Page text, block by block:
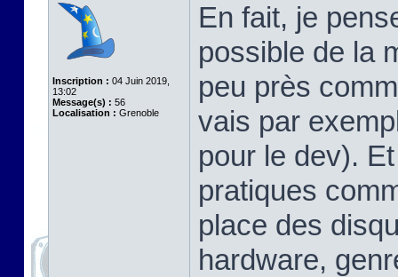
Inscription : 04 Juin 2019,
13:02
Message(s) : 56
Localisation : Grenoble
En fait, je
possible de la
peu près
vais par
pour le dev).
pratiques
place des
hardware,